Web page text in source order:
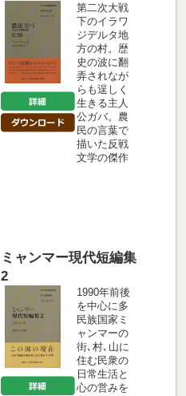
第二次大戦
下のイラワ
ジデルタ地
方の村。歴
史の波に翻
弄されなが
らも逞しく
生きる主人
公ガバ。農
民の言葉で
描いた反戦
文学の傑作
ミャンマー現代短編集
2
1990年前後
を中心に多
民族国家ミ
ャンマーの
街､村､山に
住む民衆の
日常生活と
心の営みを